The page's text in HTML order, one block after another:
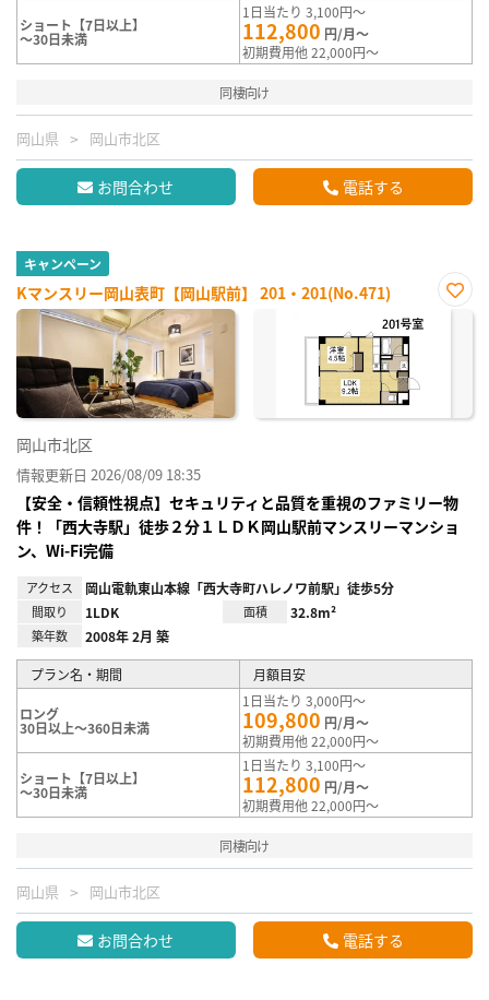
ショート【7日以上】
～30日未満
1日当たり 3,100円～
112,800 円/月～
初期費用他 22,000円～
同棲向け
岡山県 岡山市北区
お問合わせ 電話する
キャンペーン
Kマンスリー岡山表町【岡山駅前】 201・201(No.471)
お気
岡山市北区
情報更新日 2026/08/09 18:35
【安全・信頼性視点】セキュリティと品質を重視のファミリー物
件！「西大寺駅」徒歩２分１ＬＤＫ岡山駅前マンスリーマンショ
ン、Wi-Fi完備
アクセス 岡山電軌東山本線「西大寺町ハレノワ前駅」徒歩5分
間取り 1LDK 面積 32.8m²
築年数 2008年 2月 築
プラン名・期間 月額目安
ロング
30日以上～360日未満
1日当たり 3,000円～
109,800 円/月～
初期費用他 22,000円～
ショート【7日以上】
～30日未満
1日当たり 3,100円～
112,800 円/月～
初期費用他 22,000円～
同棲向け
岡山県 岡山市北区
お問合わせ 電話する